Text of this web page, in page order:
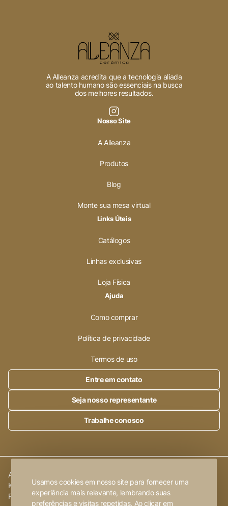
Usamos cookies em nosso site para fornecer uma
experiência mais relevante, lembrando suas
preferências e visitas repetidas. Ao clicar em
A Alleanza acredita que a tecnologia aliada
ao talento humano são essenciais na busca
dos melhores resultados.
Nosso Site
A Alleanza
Produtos
Blog
Monte sua mesa virtual
Links Úteis
Catálogos
Linhas exclusivas
Loja Física
Ajuda
Como comprar
Política de privacidade
Termos de uso
Entre em contato
Seja nosso representante
Trabalhe conosco
Alleanza Cerâmica | CNPJ.:
Km 101,6
Porto Ferreira-SP